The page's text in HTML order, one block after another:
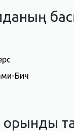
Бич